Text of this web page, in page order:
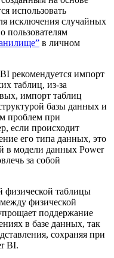
использовать
исключения случайных
пользователям
в личном
рекомендуется импорт
таблиц, из-за
импорт таблиц
базы данных и
проблем при
если происходит
его типа данных, это
в модели данных Power
за собой
физической таблицы
физической
поддержание
в базе данных, так
сохраняя при
BI.